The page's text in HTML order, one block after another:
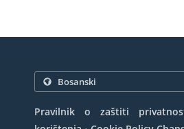
Pravilnik o zaštiti
.